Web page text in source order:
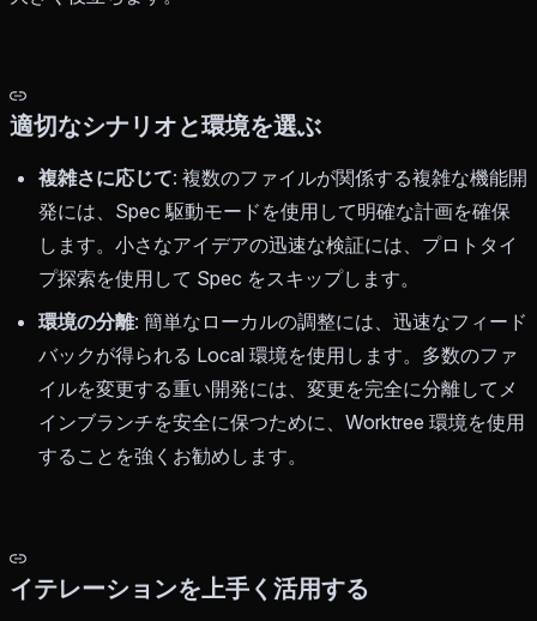
適切なシナリオと環境を選ぶ
複雑さに応じて: 複数のファイルが関係する複雑な機能開
発には、Spec 駆動モードを使用して明確な計画を確保
します。小さなアイデアの迅速な検証には、プロトタイ
プ探索を使用して Spec をスキップします。
環境の分離: 簡単なローカルの調整には、迅速なフィード
バックが得られる Local 環境を使用します。多数のファ
イルを変更する重い開発には、変更を完全に分離してメ
インブランチを安全に保つために、Worktree 環境を使用
することを強くお勧めします。
イテレーションを上手く活用する